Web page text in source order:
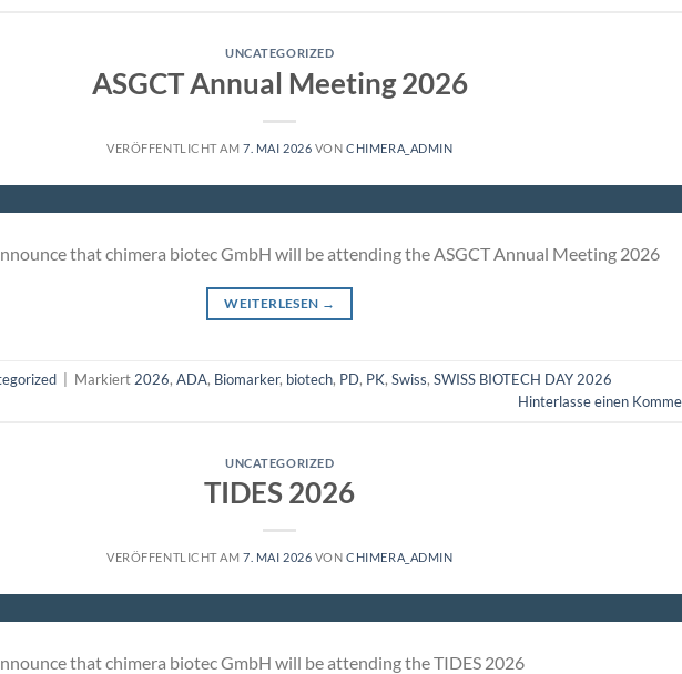
UNCATEGORIZED
ASGCT Annual Meeting 2026
VERÖFFENTLICHT AM7. MAI 2026 VONCHIMERA_ADMIN
that chimera biotec GmbH will be attending the ASGCT Annual Meeting 2026
WEITERLESEN →
Markiert 2026, ADA, Biomarker, biotech, PD, PK, Swiss, SWISS BIOTECH DAY 2026
Hinterlasse einen
UNCATEGORIZED
TIDES 2026
VERÖFFENTLICHT AM7. MAI 2026 VONCHIMERA_ADMIN
that chimera biotec GmbH will be attending the TIDES 2026